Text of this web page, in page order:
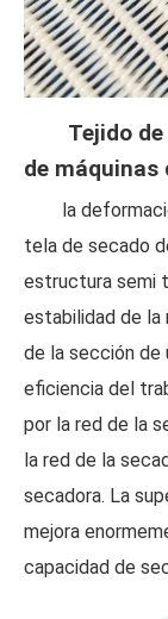
Tejido
de máquinas
la
tela de secado
estructura semi
estabilidad de
de la sección de
eficiencia del
por la red de la
la red de la
secadora. La
mejora
capacidad de